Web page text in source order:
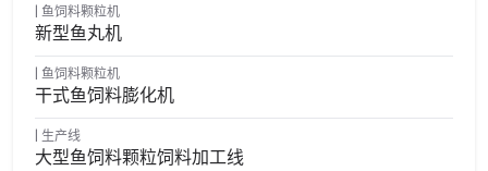
鱼饲料颗粒机
新型鱼丸机
鱼饲料颗粒机
干式鱼饲料膨化机
生产线
大型鱼饲料颗粒饲料加工线